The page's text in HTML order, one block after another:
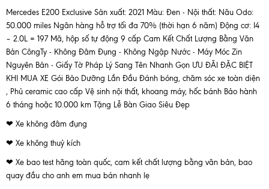
Mercedes E200 Exclusive Sản xuất: 2021 Màu: Đen - Nội thất: Nâu Odo:
50.000 miles Ngân hàng hỗ trợ tối đa 70% (thời hạn 6 năm) Động cơ: I4
– 2.0L = 197 Mã, hộp số tự động 9 cấp Cam Kết Chất Lượng Bằng Văn
Bản CôngTy - Không Đâm Đụng - Không Ngập Nước - Máy Móc Zin
Nguyên Bản - Giấy Tờ Pháp Lý Sang Tên Nhanh Gọn ƯU ĐÃI ĐẶC BIỆT
KHI MUA XE Gói Bảo Dưỡng Lần Đầu Đánh bóng, chăm sóc xe toàn diện
, Phủ ceramic cao cấp Vệ sinh nội thất, khoang máy, hốc bánh Bảo hành
6 tháng hoặc 10.000 km Tặng Lễ Bàn Giao Siêu Đẹp
❤ Xe không đâm đụng
❤ Xe không thuỷ kích
❤ Xe bao test hãng toàn quốc, cam kết chất lượng bằng văn bản, bao
quay đầu cho anh em mua bán nhanh lẹ